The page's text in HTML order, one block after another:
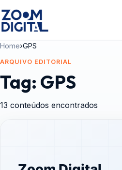
Home›GPS
ARQUIVO EDITORIAL
Tag: GPS
13 conteúdos encontrados